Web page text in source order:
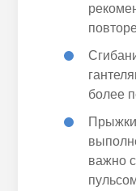
более
Прыжки
важно